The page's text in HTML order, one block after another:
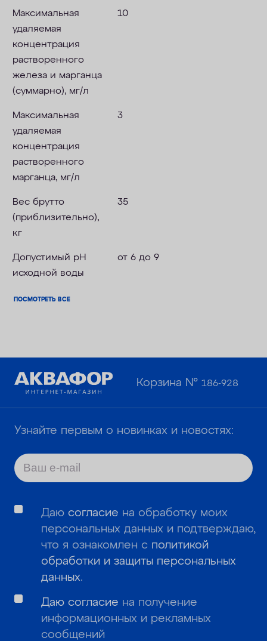
Максимальная
удаляемая
концентрация
растворенного
железа и марганца
(суммарно), мг/л
10
Максимальная
удаляемая
концентрация
растворенного
марганца, мг/л
3
Вес брутто
(приблизительно),
кг
35
Допустимый pH
исходной воды
от 6 до 9
ПОСМОТРЕТЬ ВСЕ
Корзина №186-928
Узнайте первым о новинках и новостях:
Даю согласие на обработку моих
персональных данных и подтверждаю,
что я ознакомлен с политикой
обработки и защиты персональных
данных.
Даю согласие на получение
информационных и рекламных
сообщений